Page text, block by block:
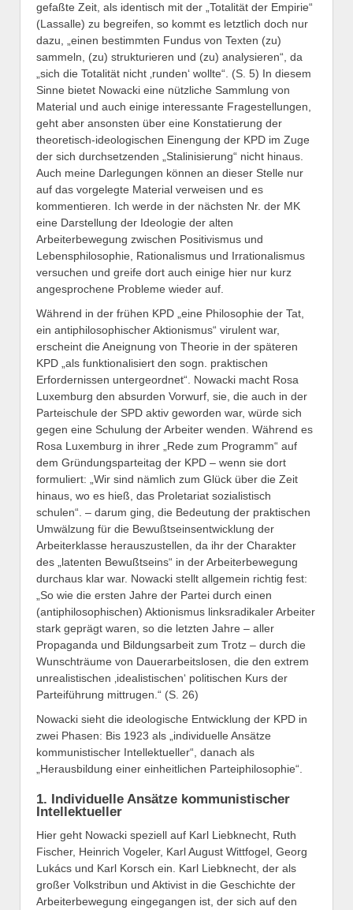
gefaßte Zeit, als identisch mit der „Totalität der Empirie“
(Lassalle) zu begreifen, so kommt es letztlich doch nur
dazu, „einen bestimmten Fundus von Texten (zu)
sammeln, (zu) strukturieren und (zu) analysieren“, da
„sich die Totalität nicht ‚runden‘ wollte“. (S. 5) In diesem
Sinne bietet Nowacki eine nützliche Sammlung von
Material und auch einige interessante Fragestellungen,
geht aber ansonsten über eine Konstatierung der
theoretisch-ideologischen Einengung der KPD im Zuge
der sich durchsetzenden „Stalinisierung“ nicht hinaus.
Auch meine Darlegungen können an dieser Stelle nur
auf das vorgelegte Material verweisen und es
kommentieren. Ich werde in der nächsten Nr. der MK
eine Darstellung der Ideologie der alten
Arbeiterbewegung zwischen Positivismus und
Lebensphilosophie, Rationalismus und Irrationalismus
versuchen und greife dort auch einige hier nur kurz
angesprochene Probleme wieder auf.
Während in der frühen KPD „eine Philosophie der Tat,
ein antiphilosophischer Aktionismus“ virulent war,
erscheint die Aneignung von Theorie in der späteren
KPD „als funktionalisiert den sogn. praktischen
Erfordernissen untergeordnet“. Nowacki macht Rosa
Luxemburg den absurden Vorwurf, sie, die auch in der
Parteischule der SPD aktiv geworden war, würde sich
gegen eine Schulung der Arbeiter wenden. Während es
Rosa Luxemburg in ihrer „Rede zum Programm“ auf
dem Gründungsparteitag der KPD – wenn sie dort
formuliert: „Wir sind nämlich zum Glück über die Zeit
hinaus, wo es hieß, das Proletariat sozialistisch
schulen“. – darum ging, die Bedeutung der praktischen
Umwälzung für die Bewußtseinsentwicklung der
Arbeiterklasse herauszustellen, da ihr der Charakter
des „latenten Bewußtseins“ in der Arbeiterbewegung
durchaus klar war. Nowacki stellt allgemein richtig fest:
„So wie die ersten Jahre der Partei durch einen
(antiphilosophischen) Aktionismus linksradikaler Arbeiter
stark geprägt waren, so die letzten Jahre – aller
Propaganda und Bildungsarbeit zum Trotz – durch die
Wunschträume von Dauerarbeitslosen, die den extrem
unrealistischen ‚idealistischen‘ politischen Kurs der
Parteiführung mittrugen.“ (S. 26)
Nowacki sieht die ideologische Entwicklung der KPD in
zwei Phasen: Bis 1923 als „individuelle Ansätze
kommunistischer Intellektueller“, danach als
„Herausbildung einer einheitlichen Parteiphilosophie“.
1. Individuelle Ansätze kommunistischer
Intellektueller
Hier geht Nowacki speziell auf Karl Liebknecht, Ruth
Fischer, Heinrich Vogeler, Karl August Wittfogel, Georg
Lukács und Karl Korsch ein. Karl Liebknecht, der als
großer Volkstribun und Aktivist in die Geschichte der
Arbeiterbewegung eingegangen ist, der sich auf den